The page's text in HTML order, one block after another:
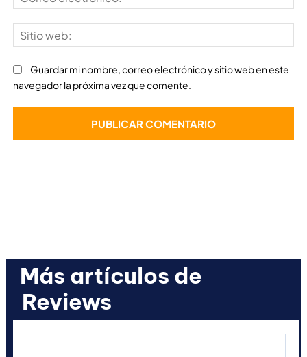
Guardar mi nombre, correo electrónico y sitio web en este
navegador la próxima vez que comente.
Más artículos de
Reviews